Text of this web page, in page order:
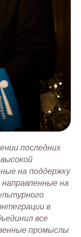
последних
на поддержку
на
в
все
промыслы